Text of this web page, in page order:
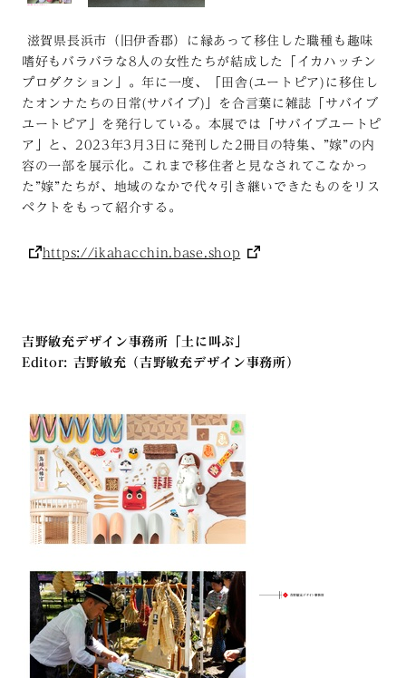
滋賀県長浜市（旧伊香郡）に縁あって移住した職種も趣味
嗜好もバラバラな8人の女性たちが結成した「イカハッチン
プロダクション」。年に一度、「田舎(ユートピア)に移住し
たオンナたちの日常(サバイブ)」を合言葉に雑誌「サバイブ
ユートピア」を発行している。本展では「サバイブユートピ
ア」と、2023年3月3日に発刊した2冊目の特集、”嫁”の内
容の一部を展示化。これまで移住者と見なされてこなかっ
た”嫁”たちが、地域のなかで代々引き継いできたものをリス
ペクトをもって紹介する。
https://ikahacchin.base.shop
吉野敏充デザイン事務所「土に叫ぶ」
Editor: 吉野敏充（吉野敏充デザイン事務所）